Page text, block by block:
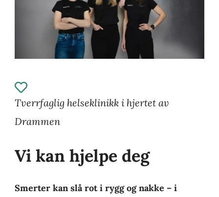
Tverrfaglig helseklinikk i hjertet av
Drammen
Vi kan hjelpe deg
Smerter kan slå rot i rygg og nakke – i